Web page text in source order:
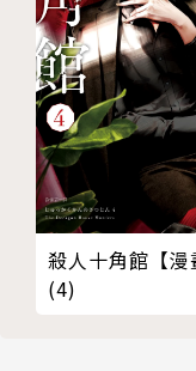
殺人十角館【漫
(4)